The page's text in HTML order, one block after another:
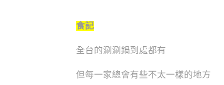
食記
全台的涮涮鍋到處都有
但每一家總會有些不太一樣的地方